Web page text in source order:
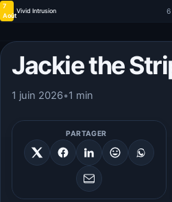
7
Août
Vivid Intrusion 6
Jackie the
1 juin 2026•1 min
PARTAGER